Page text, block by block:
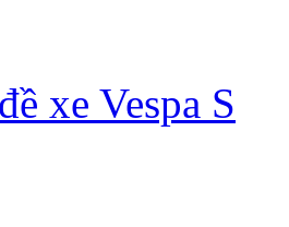
xe Vespa S